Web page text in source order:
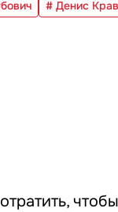
# Денис
чтобы